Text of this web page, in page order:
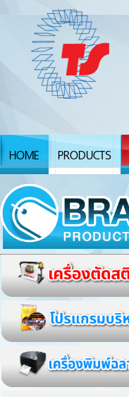
HOME PRODUCTS